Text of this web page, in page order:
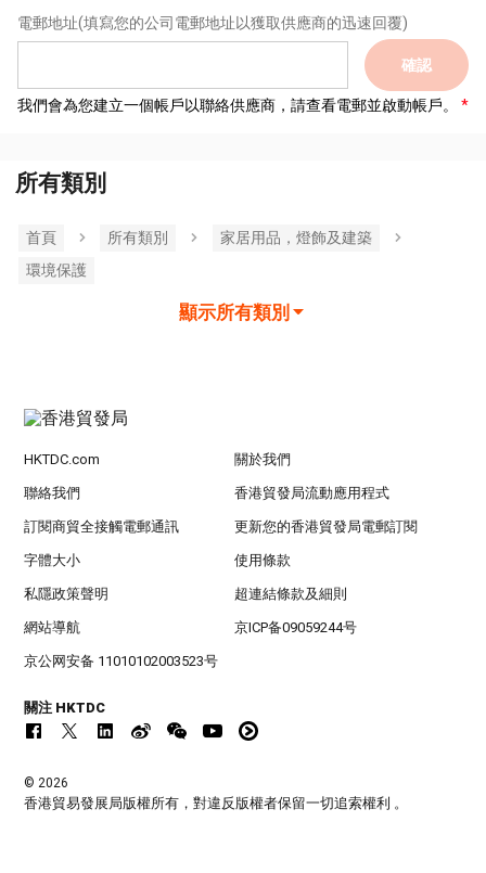
電郵地址(填寫您的公司電郵地址以獲取供應商的迅速回覆)
確認
我們會為您建立一個帳戶以聯絡供應商，請查看電郵並啟動帳戶。
所有類別
首頁 所有類別
家居用品，燈飾及建築
環境保護
顯示所有類別
HKTDC.com 關於我們
聯絡我們 香港貿發局流動應用程式
訂閱商貿全接觸電郵通訊 更新您的香港貿發局電郵訂閱
字體大小 使用條款
私隱政策聲明 超連結條款及細則
網站導航 京ICP备09059244号
京公网安备 11010102003523号
關注 HKTDC
© 2026
香港貿易發展局版權所有，對違反版權者保留一切追索權利 。